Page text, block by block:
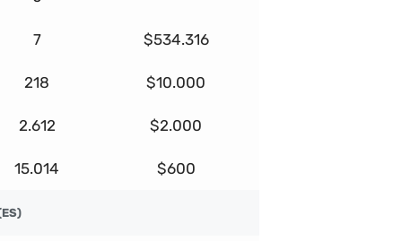
7 $534.316
218 $10.000
2.612 $2.000
15.014 $600